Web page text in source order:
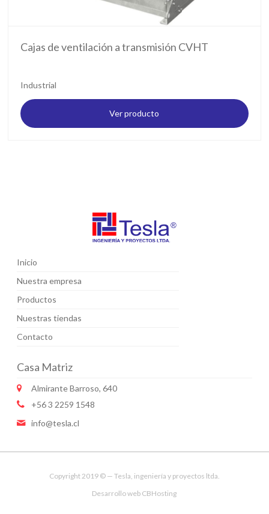
Cajas de ventilación a transmisión CVHT
Industrial
Ver producto
Inicio
Nuestra empresa
Productos
Nuestras tiendas
Contacto
Casa Matriz
Almirante Barroso, 640
+56 3 2259 1548
info@tesla.cl
Copyright 2019 © — Tesla, ingeniería y proyectos ltda.
Desarrollo web CBHosting